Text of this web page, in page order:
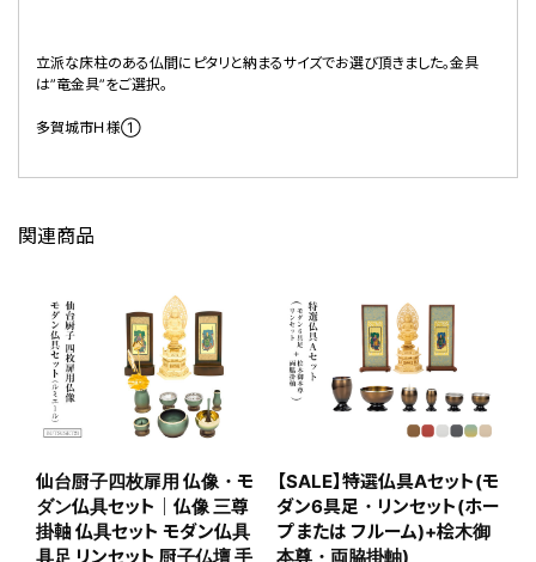
立派な床柱のある仏間にピタリと納まるサイズでお選び頂きました。金具
多賀城市Ｈ様①